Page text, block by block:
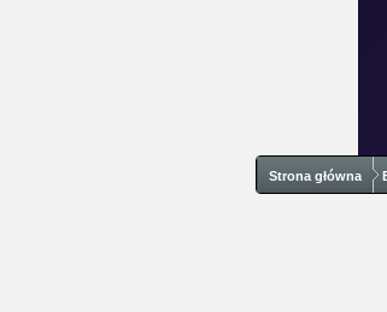
Strona główna